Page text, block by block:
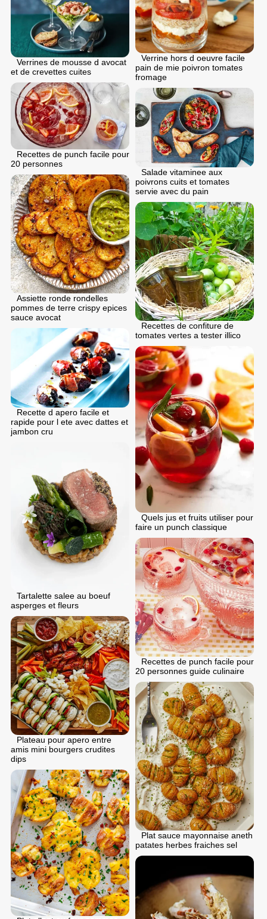
Verrine hors d oeuvre facile
pain de mie poivron tomates
fromage
Verrines de mousse d avocat
et de crevettes cuites
Recettes de punch facile pour
20 personnes
Salade vitaminee aux
poivrons cuits et tomates
servie avec du pain
Assiette ronde rondelles
pommes de terre crispy epices
sauce avocat
Recettes de confiture de
tomates vertes a tester illico
Recette d apero facile et
rapide pour l ete avec dattes et
jambon cru
Quels jus et fruits utiliser pour
faire un punch classique
Tartalette salee au boeuf
asperges et fleurs
Recettes de punch facile pour
20 personnes guide culinaire
Plateau pour apero entre
amis mini bourgers crudites
dips
Plat sauce mayonnaise aneth
patates herbes fraiches sel